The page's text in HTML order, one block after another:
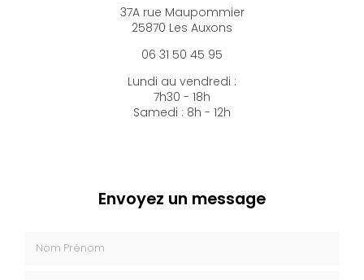
37A rue Maupommier
25870 Les Auxons
06 31 50 45 95
Lundi au vendredi :
7h30 - 18h
Samedi : 8h - 12h
Envoyez un message